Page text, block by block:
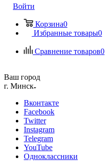
Войти
Корзина0
Избранные товары0
Сравнение товаров0
Ваш город
г. Минск
Вконтакте
Facebook
Twitter
Instagram
Telegram
YouTube
Одноклассники